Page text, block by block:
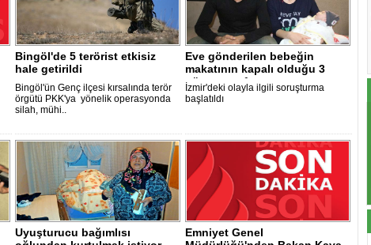
Bingöl'de 5 terörist etkisiz
hale getirildi
Bingöl'ün Genç ilçesi kırsalında terör
örgütü PKK'ya yönelik operasyonda
silah, mühi..
Eve gönderilen bebeğin
makatının kapalı olduğu 3
gün sonra f..
İzmir'deki olayla ilgili soruşturma
başlatıldı
Uyuşturucu bağımlısı
Emniyet Genel